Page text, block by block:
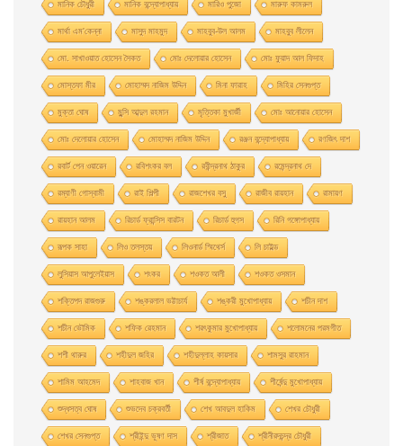
মানিক চৌধুরী মানিক বন্দ্যোপাধ্যায় মারিও পুজো মারুফ কামরুল
মার্থা এম'কেন্না মাসুদ মাহমুদ মাহবুব-উল আলম মাহবুব লীলেন
মাে. সাখাওয়াত হােসেন সৈকত মােঃ দেলােয়ার হােসেন মােঃ ফুয়াদ আল ফিদাহ
মােস্তফা মীর মােহাম্মদ নাজিম উদ্দিন মিনা ফারাহ মিহির সেনগুপ্ত
মুক্তা ঘোষ মুন্সি আব্দুল রহমান মৃত্তিকা মুখার্জী মোঃ আনোয়ার হোসেন
মোঃ দেলোয়ার হােসেন মোহাম্মদ নাজিম উদ্দিন রঞ্জন বন্দ্যোপাধ্যায় রণজিৎ দাশ
রবার্ট পেন ওয়ারেন রবিশংকর বল রবীন্দ্রনাথ ঠাকুর রমেন্দ্রনাথ দে
রম্যাণী গোস্বামী রাই শিল্পী রাজশেখর বসু রাজীব রায়হান রামায়ণ
রায়হান আলম রিচার্ড ফ্রান্সিস বারটন রিচার্ড হুগস রিনি গঙ্গোপাধ্যায়
রূপক সাহা লিও তলস্তয় লিওনার্ড স্মিথের্স লি চাইল্ড
লুসিয়াস আপুলেইয়াস শংকর শওকত আলী শওকত ওসমান
শক্তিপদ রাজগুরু শঙ্করলাল ভট্টাচার্য শঙ্করী মুখােপাধ্যায় শচীন দাশ
শচীন ভৌমিক শফিক রেহমান শরৎকুমার মুখোপাধ্যায় শলোমনের পরমগীত
শশী থারুর শহীদুল জহির শহীদুল্লাহ কায়সার শামসুর রাহমান
শামিম আহমেদ শাহবাজ খান শীর্ষ বন্দ্যোপাধ্যায় শীর্ষেন্দু মুখোপাধ্যায়
শুদ্ধসত্ব ঘোষ শুভদেব চক্রবর্তী শেখ আবদুল হাকিম শেখর চৌধুরী
শেখর সেনগুপ্ত শ্রীইন্দু ভূষণ দাস শ্রীজাত শ্রীনীরদচন্দ্র চৌধুরী